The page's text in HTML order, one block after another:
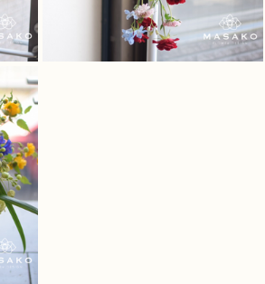
NFDベーシックマスターコース キッ